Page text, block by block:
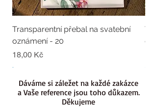
Transparentní přebal na svatební
oznámení - 20
Cena
18,00 Kč
.
Dáváme si záležet na každé zakázce
a Vaše reference jsou toho důkazem.
Děkujeme